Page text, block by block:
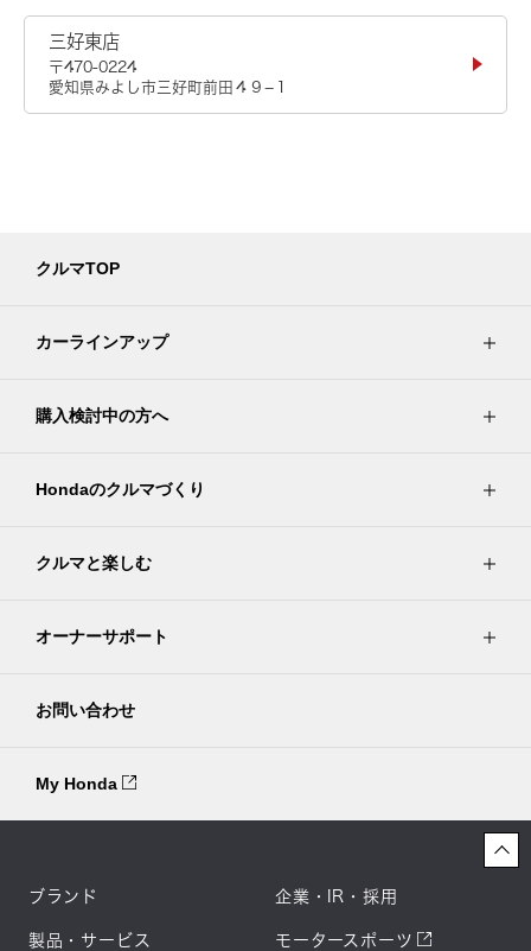
三好東店
〒470-0224
愛知県みよし市三好町前田４９−１
クルマTOP
カーラインアップ
購入検討中の方へ
Hondaのクルマづくり
クルマと楽しむ
オーナーサポート
お問い合わせ
My Honda
ブランド
製品・サービス
企業・IR・採用
モータースポーツ